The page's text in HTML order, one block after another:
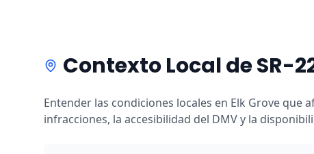
Contexto Local de SR-
Entender las condiciones locales en Elk Grove que
infracciones, la accesibilidad del DMV y la